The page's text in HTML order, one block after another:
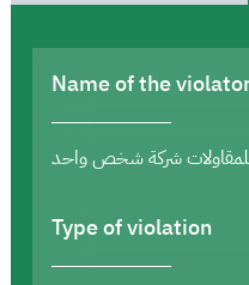
Name of the
للمقاولات شركة شخص واحد
Type of violation